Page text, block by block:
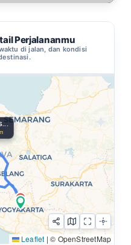
Perjalananmu
di jalan, dan kondisi
Leaflet | © OpenStreetMap